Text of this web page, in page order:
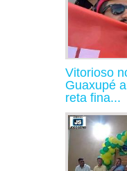
Vitorioso
Guaxupé
reta fina...